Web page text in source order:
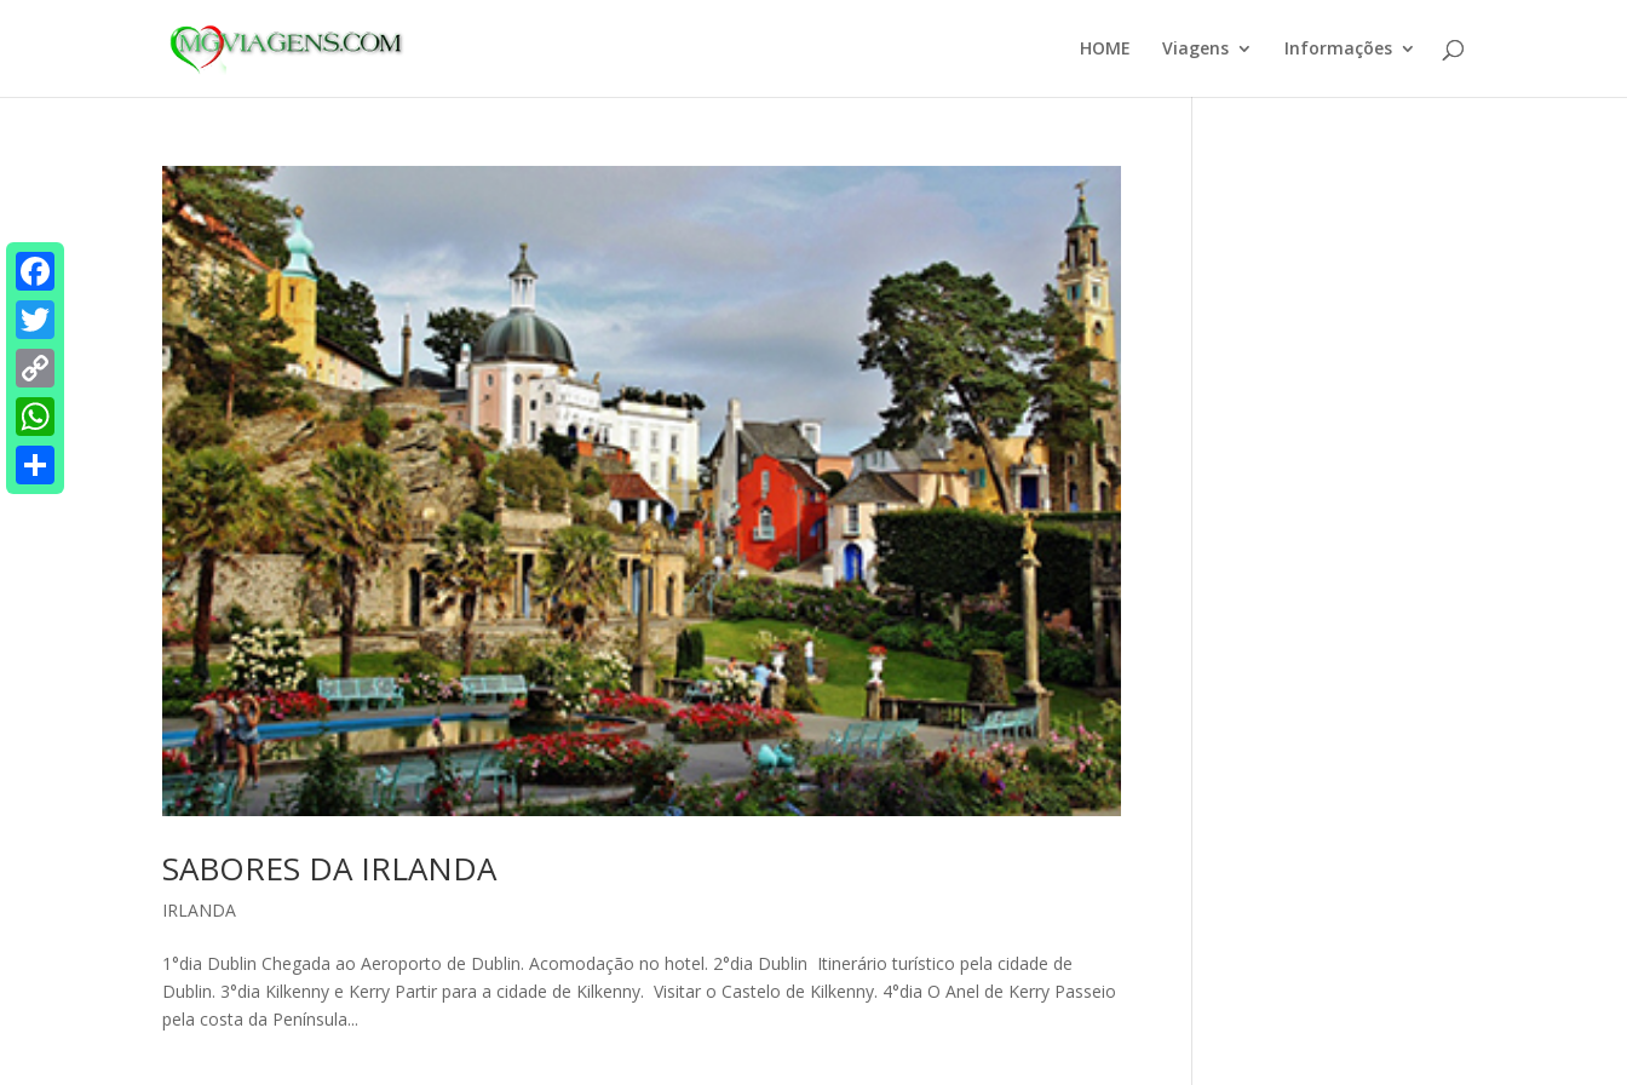
HOME Viagens Informações
SABORES DA IRLANDA
IRLANDA
1°dia Dublin Chegada ao Aeroporto de Dublin. Acomodação no hotel. 2°dia Dublin Itinerário turístico pela cidade de
Dublin. 3°dia Kilkenny e Kerry Partir para a cidade de Kilkenny. Visitar o Castelo de Kilkenny. 4°dia O Anel de Kerry Passeio
pela costa da Península...
Facebook
Twitter
Copy
Link
WhatsApp